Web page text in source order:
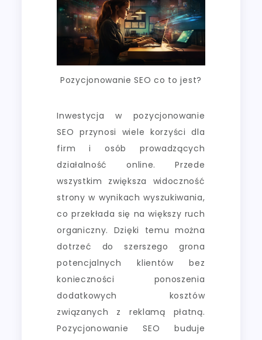
Pozycjonowanie SEO co to jest?
Inwestycja w pozycjonowanie
SEO przynosi wiele korzyści dla
firm i osób prowadzących
działalność online. Przede
wszystkim zwiększa widoczność
strony w wynikach wyszukiwania,
co przekłada się na większy ruch
organiczny. Dzięki temu można
dotrzeć do szerszego grona
potencjalnych klientów bez
konieczności ponoszenia
dodatkowych kosztów
związanych z reklamą płatną.
Pozycjonowanie SEO buduje